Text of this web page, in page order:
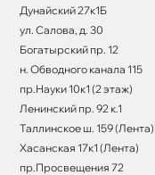
Дунайский 27к1Б
ул. Салова, д. 30
Богатырский пр. 12
н. Обводного канала 115
пр.Науки 10к1 (2 этаж)
Ленинский пр. 92 к.1
Таллинское ш. 159 (Лента)
Хасанская 17к1 (Лента)
пр.Просвещения 72